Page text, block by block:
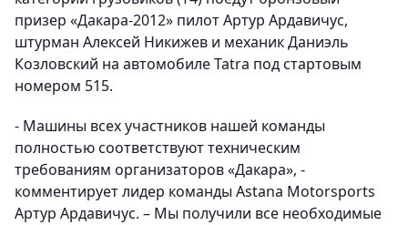
призер «Дакара-2012» пилот Артур Ардавичус,
штурман Алексей Никижев и механик Даниэль
Козловский на автомобилеTatra под стартовым
номером 515.
- Машины всех участников нашей команды
полностью соответствуют техническим
требованиям организаторов «Дакара», -
комментирует лидер команды Astana Motorsports
Артур Ардавичус. – Мы получили все необходимые